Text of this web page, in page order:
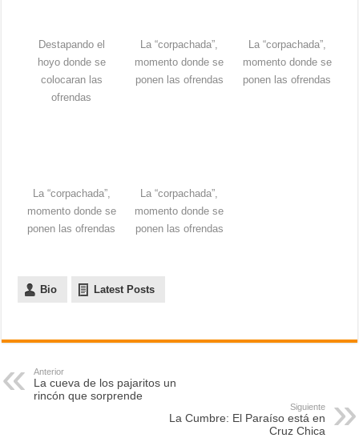
Destapando el
hoyo donde se
colocaran las
ofrendas
La “corpachada”,
momento donde se
ponen las ofrendas
La “corpachada”,
momento donde se
ponen las ofrendas
La “corpachada”,
momento donde se
ponen las ofrendas
La “corpachada”,
momento donde se
ponen las ofrendas
Bio Latest Posts
Anterior
La cueva de los pajaritos un
rincón que sorprende
Siguiente
La Cumbre: El Paraíso está en
Cruz Chica